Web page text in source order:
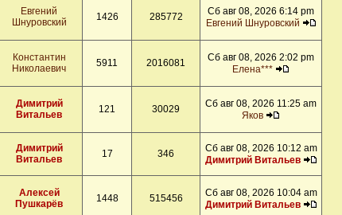
Евгений
Шнуровский
1426 285772
Сб авг 08, 2026 6:14 pm
Евгений Шнуровский
Константин
Николаевич
5911 2016081
Сб авг 08, 2026 2:02 pm
Елена***
Димитрий
Витальев
121 30029
Сб авг 08, 2026 11:25 am
Яков
Димитрий
Витальев
17 346
Сб авг 08, 2026 10:12 am
Димитрий Витальев
Алексей
Пушкарёв
1448 515456
Сб авг 08, 2026 10:04 am
Димитрий Витальев